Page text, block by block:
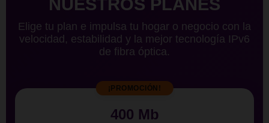
NUESTROS PLANES
Elige tu plan e impulsa tu hogar o negocio con la
velocidad, estabilidad y la mejor tecnología IPv6
de fibra óptica.
¡PROMOCIÓN!
400 Mb